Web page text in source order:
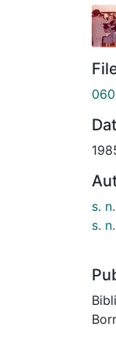
s. n.
s. n.